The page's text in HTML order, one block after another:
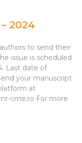
2024
to send their
issue is scheduled
Last date of
your manuscript
at
cme.ro For more